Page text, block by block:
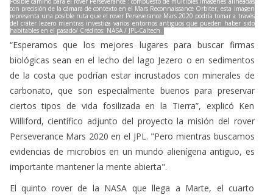
con precisión de la cámara de contexto en el Mars Reconnaissance Orbiter, esta imagen
representa una posible ruta que el rover Perseverance Mars 2020 podría tomar a través
del cráter Jezero mientras investiga varios entornos antiguos que pueden haber sido
habitables en el pasado/ Créditos: NASA / JPL-Caltech.
“Esperamos que los mejores lugares para buscar firmas
biológicas sean en el lecho del lago Jezero o en sedimentos
de la costa que podrían estar incrustados con minerales de
carbonato, que son especialmente buenos para preservar
ciertos tipos de vida fosilizada en la Tierra”, explicó Ken
Williford, científico adjunto del proyecto la misión del rover
Perseverance Mars 2020 en el JPL. "Pero mientras buscamos
evidencias de microbios en un mundo alienígena antiguo, es
importante mantener la mente abierta".
El quinto rover de la NASA que llega a Marte, el cuarto